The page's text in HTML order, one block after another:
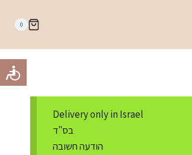
0
Delivery only in Israel
בס"ד
הודעה חשובה